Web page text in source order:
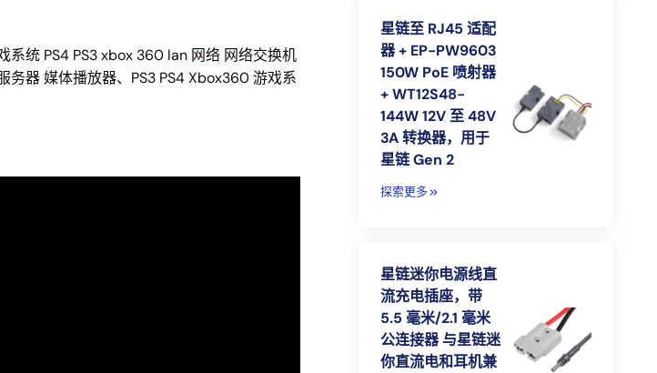
系统 PS4 PS3 xbox 360 lan 网络 网络交换机
务器 媒体播放器、PS3 PS4 Xbox360 游戏系
星链至 RJ45 适配
器 + EP-PW9603
150W PoE 喷射器
+ WT12S48-
144W 12V 至 48V
3A 转换器，用于
星链 Gen 2
探索更多
星链迷你电源线直
流充电插座，带
5.5 毫米/2.1 毫米
公连接器 与星链迷
你直流电和耳机兼